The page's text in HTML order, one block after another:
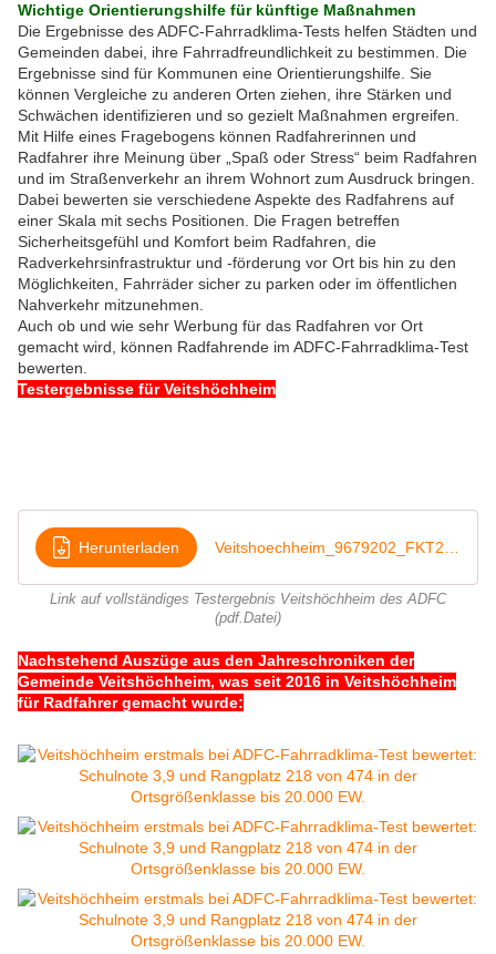
Wichtige Orientierungshilfe für künftige Maßnahmen
Die Ergebnisse des ADFC-Fahrradklima-Tests helfen Städten und
Gemeinden dabei, ihre Fahrradfreundlichkeit zu bestimmen. Die
Ergebnisse sind für Kommunen eine Orientierungshilfe. Sie
können Vergleiche zu anderen Orten ziehen, ihre Stärken und
Schwächen identifizieren und so gezielt Maßnahmen ergreifen.
Mit Hilfe eines Fragebogens können Radfahrerinnen und
Radfahrer ihre Meinung über „Spaß oder Stress“ beim Radfahren
und im Straßenverkehr an ihrem Wohnort zum Ausdruck bringen.
Dabei bewerten sie verschiedene Aspekte des Radfahrens auf
einer Skala mit sechs Positionen. Die Fragen betreffen
Sicherheitsgefühl und Komfort beim Radfahren, die
Radverkehrsinfrastruktur und -förderung vor Ort bis hin zu den
Möglichkeiten, Fahrräder sicher zu parken oder im öffentlichen
Nahverkehr mitzunehmen.
Auch ob und wie sehr Werbung für das Radfahren vor Ort
gemacht wird, können Radfahrende im ADFC-Fahrradklima-Test
bewerten.
Testergebnisse für Veitshöchheim
Herunterladen
Link auf vollständiges Testergebnis Veitshöchheim des ADFC
(pdf.Datei)
Nachstehend Auszüge aus den Jahreschroniken der
Gemeinde Veitshöchheim, was seit 2016 in Veitshöchheim
für Radfahrer gemacht wurde: